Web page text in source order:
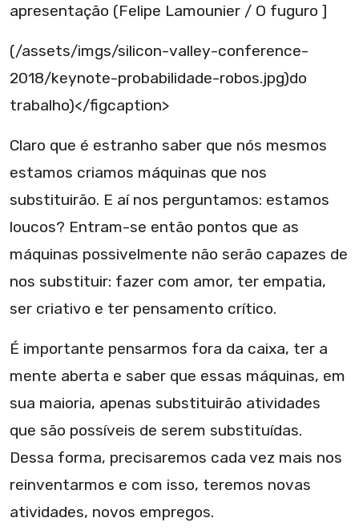
apresentação (Felipe Lamounier / O fuguro ]
(/assets/imgs/silicon-valley-conference-
2018/keynote-probabilidade-robos.jpg)do
trabalho)</figcaption>
Claro que é estranho saber que nós mesmos
estamos criamos máquinas que nos
substituirão. E aí nos perguntamos: estamos
loucos? Entram-se então pontos que as
máquinas possivelmente não serão capazes de
nos substituir: fazer com amor, ter empatia,
ser criativo e ter pensamento crítico.
É importante pensarmos fora da caixa, ter a
mente aberta e saber que essas máquinas, em
sua maioria, apenas substituirão atividades
que são possíveis de serem substituídas.
Dessa forma, precisaremos cada vez mais nos
reinventarmos e com isso, teremos novas
atividades, novos empregos.